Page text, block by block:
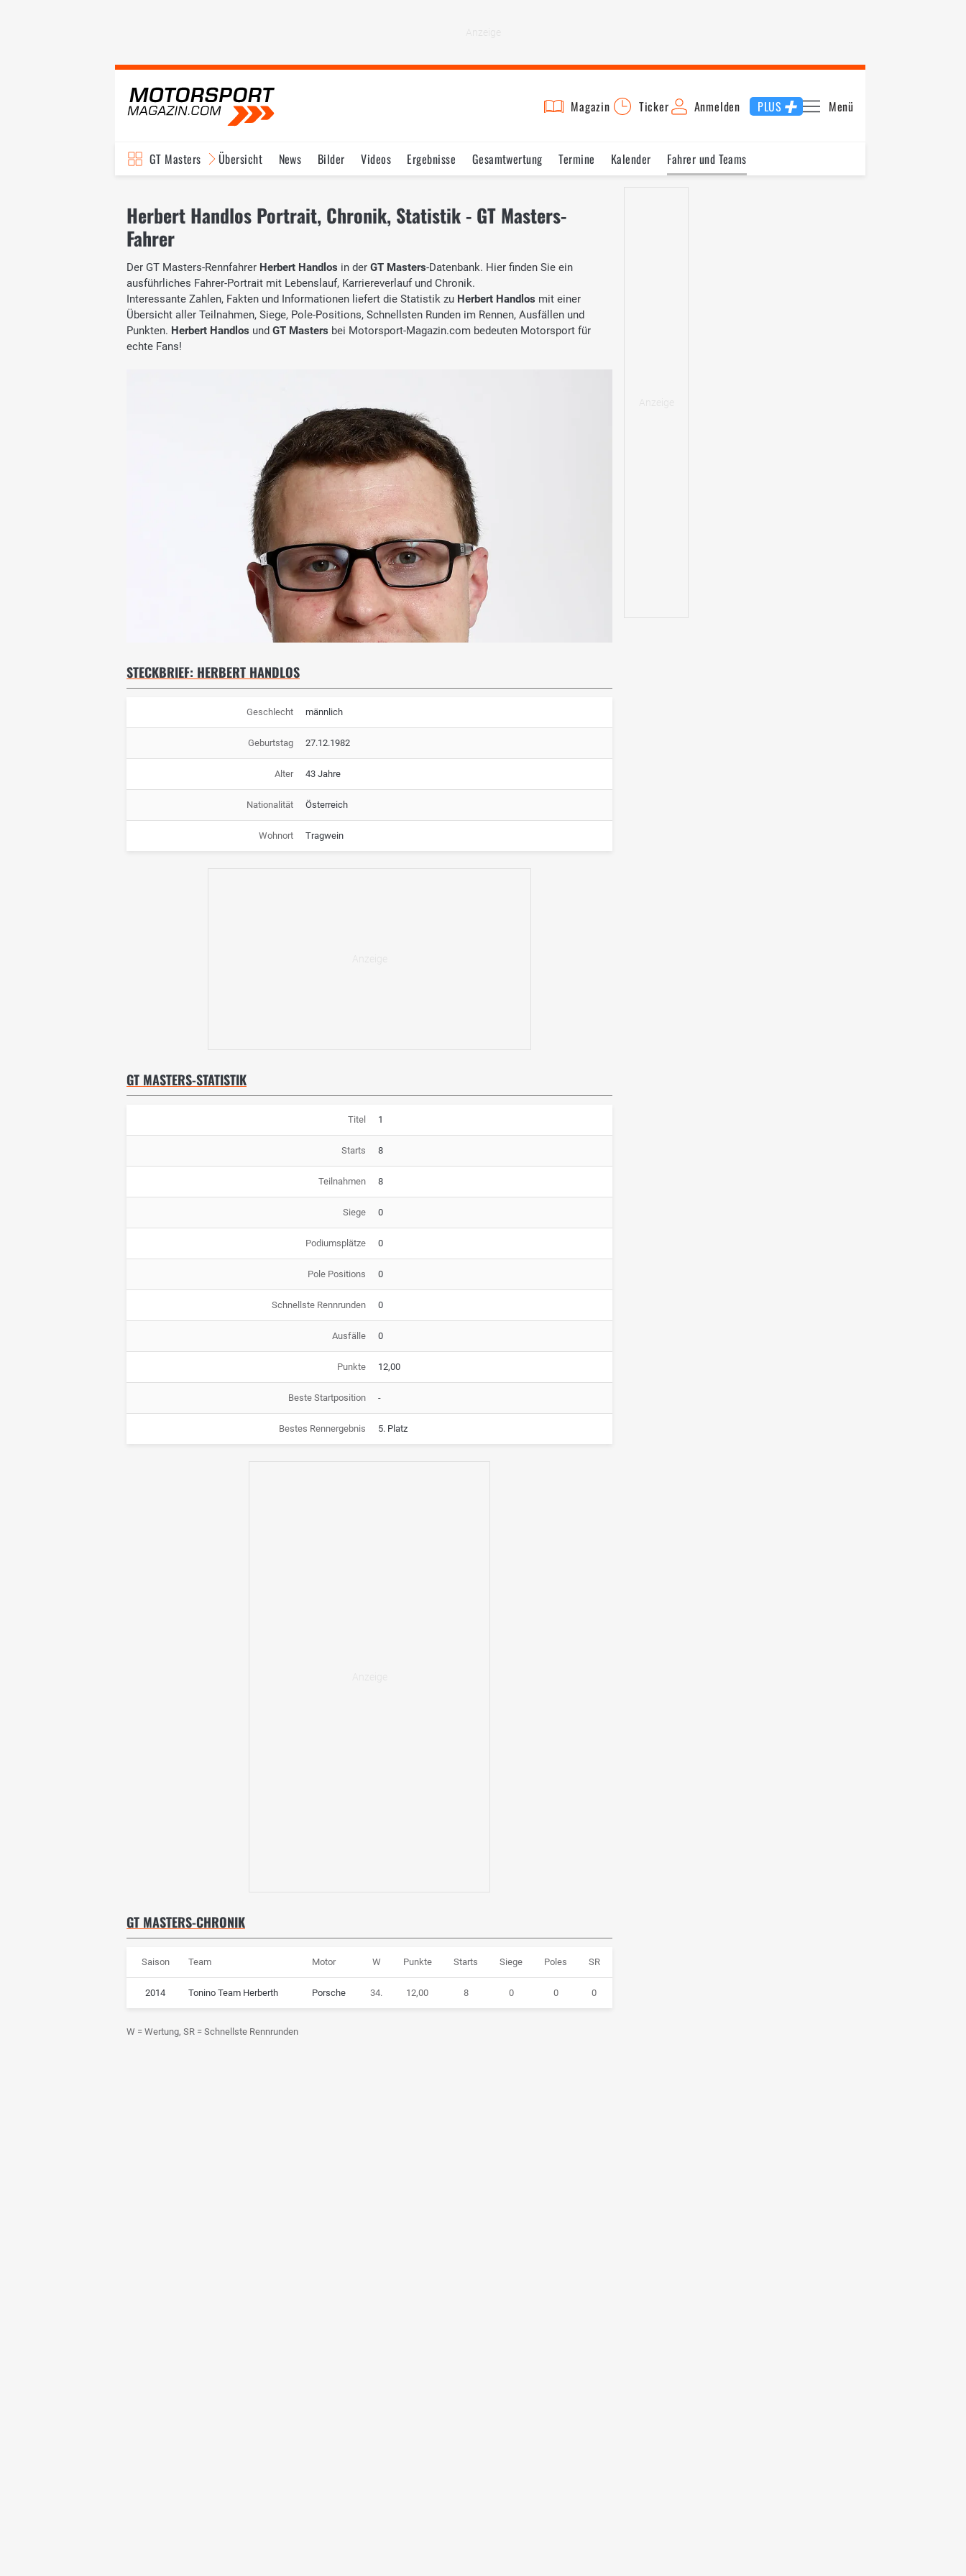
Magazin Ticker Anmelden PLUS Menü
GT Masters Übersicht News Bilder Videos Ergebnisse Gesamtwertung Termine Kalender Fahrer und Teams
Herbert Handlos Portrait, Chronik, Statistik - GT Masters-
Fahrer
Der GT Masters-Rennfahrer Herbert Handlos in der GT Masters-Datenbank. Hier finden Sie ein
ausführliches Fahrer-Portrait mit Lebenslauf, Karriereverlauf und Chronik.
Interessante Zahlen, Fakten und Informationen liefert die Statistik zu Herbert Handlos mit einer
Übersicht aller Teilnahmen, Siege, Pole-Positions, Schnellsten Runden im Rennen, Ausfällen und
Punkten. Herbert Handlos und GT Masters bei Motorsport-Magazin.com bedeuten Motorsport für
echte Fans!
STECKBRIEF: HERBERT HANDLOS
Geschlecht männlich
Geburtstag 27.12.1982
Alter 43 Jahre
Nationalität Österreich
Wohnort Tragwein
GT MASTERS-STATISTIK
Titel 1
Starts 8
Teilnahmen 8
Siege 0
Podiumsplätze 0
Pole Positions 0
Schnellste Rennrunden 0
Ausfälle 0
Punkte 12,00
Beste Startposition -
Bestes Rennergebnis 5. Platz
GT MASTERS-CHRONIK
Saison Team Motor W Punkte Starts Siege Poles SR
2014 Tonino Team Herberth Porsche 34. 12,00 8 0 0 0
W = Wertung, SR = Schnellste Rennrunden